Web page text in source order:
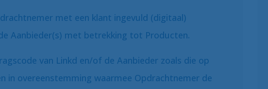
met een klant ingevuld (digitaal)
Aanbieder(s) met betrekking tot Producten.
van Linkd en/of de Aanbieder zoals die op
in overeenstemming waarmee Opdrachtnemer de